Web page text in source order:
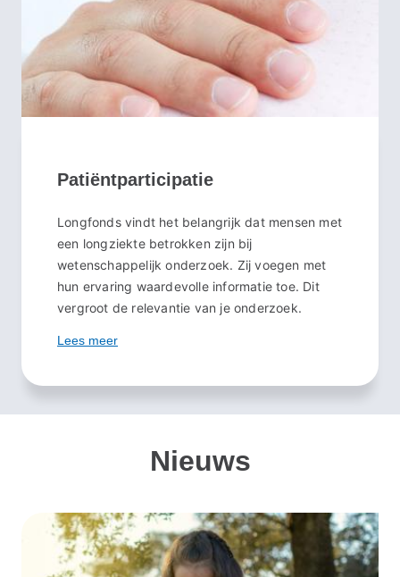
Patiëntparticipatie
Longfonds vindt het belangrijk dat mensen met
een longziekte betrokken zijn bij
wetenschappelijk onderzoek. Zij voegen met
hun ervaring waardevolle informatie toe. Dit
vergroot de relevantie van je onderzoek.
Lees meer
Nieuws